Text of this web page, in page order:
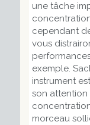
une tâche
cependant
vous
exemple.
instrument
son attention
morceau